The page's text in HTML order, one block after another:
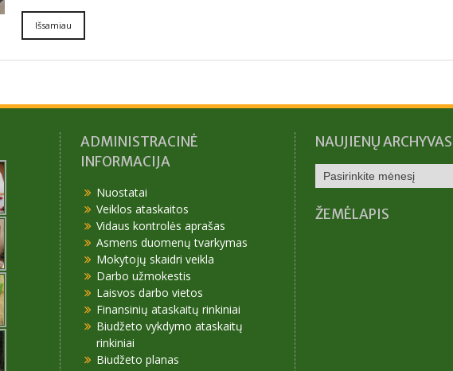
Išsamiau
ADMINISTRACINĖ
INFORMACIJA
Nuostatai
Veiklos ataskaitos
Vidaus kontrolės aprašas
Asmens duomenų tvarkymas
Mokytojų skaidri veikla
Darbo užmokestis
Laisvos darbo vietos
Finansinių ataskaitų rinkiniai
Biudžeto vykdymo ataskaitų
rinkiniai
Biudžeto planas
NAUJIENŲ ARCHYVAS
NAUJIENŲ
ARCHYVAS
ŽEMĖLAPIS